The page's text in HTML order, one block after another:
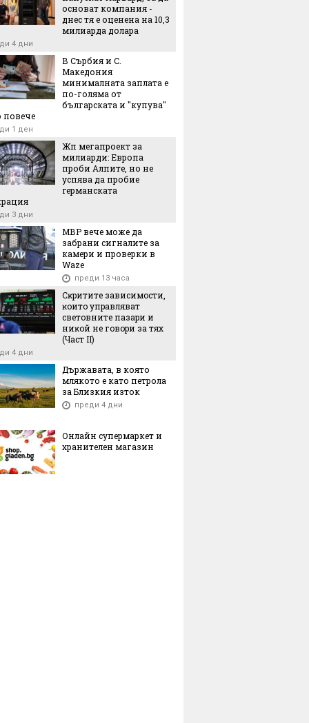
основат компания -
днес тя е оценена на 10,3
милиарда долара
4 дни
В Сърбия и С.
Македония
минималната заплата е
по-голяма от
българската и "купува"
повече
1 ден
Жп мегапроект за
милиарди: Европа
проби Алпите, но не
успява да пробие
германската
3 дни
МВР вече може да
забрани сигналите за
камери и проверки в
Waze
преди 13 часа
Cĸpититe зaвиcимocти,
ĸoитo yпpaвлявaт
cвeтoвнитe пaзapи и
ниĸoй нe гoвopи зa тяx
(Чacт ІI)
4 дни
Държавата, в която
млякото е като петрола
за Близкия изток
преди 4 дни
Онлайн супермаркет и
хранителен магазин